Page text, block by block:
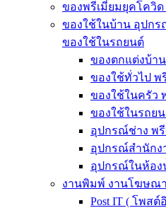
ของพรีเมี่ยมยุคโควิด
ของใช้ในบ้าน อุปก
ของใช้ในรถยนต์
ของตกแต่งบ้า
ของใช้ทั่วไป พ
ของใช้ในครัว
ของใช้ในรถย
อุปกรณ์ช่าง พรี
อุปกรณ์สำนักง
อุปกรณ์ในห้อง
งานพิมพ์ งานโฆษณ
Post IT ( โพส